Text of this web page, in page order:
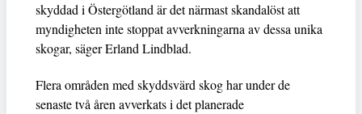
skyddad i Östergötland är det närmast skandalöst att
myndigheten inte stoppat avverkningarna av dessa unika
skogar, säger Erland Lindblad.
Flera områden med skyddsvärd skog har under de
senaste två åren avverkats i det planerade